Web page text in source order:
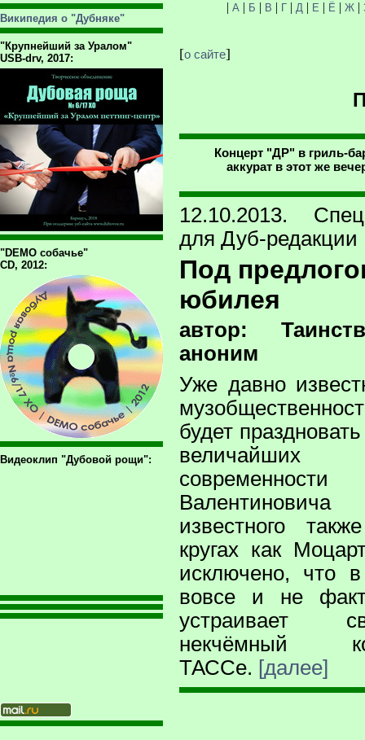
Википедия о "Дубняке"
"Крупнейший за Уралом"
USB-drv, 2017:
"DEMO собачье"
CD, 2012:
Видеоклип "Дубовой рощи":
| А | Б | В | Г| Д | Е | Ё | Ж|
[о сайте]
Концерт "ДР" в гриль-
аккурат в этот же
12.10.2013.
для Дуб-редакции
Под
юбилея
автор:
аноним
Уже давно
будет
величайших
известного
кругах как
исключено, что
вовсе и не
устраивает
некчёмный
ТАССе. [далее]